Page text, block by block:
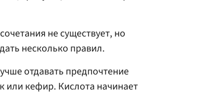
не существует, но
несколько правил.
отдавать предпочтение
или кефир. Кислота начинает